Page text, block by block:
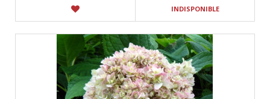
INDISPONIBLE